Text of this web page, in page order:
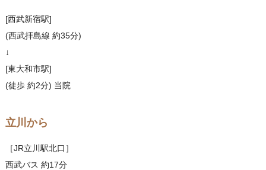
[西武新宿駅]
(西武拝島線 約35分)
↓
[東大和市駅]
(徒歩 約2分) 当院
立川から
［JR立川駅北口］
西武バス 約17分